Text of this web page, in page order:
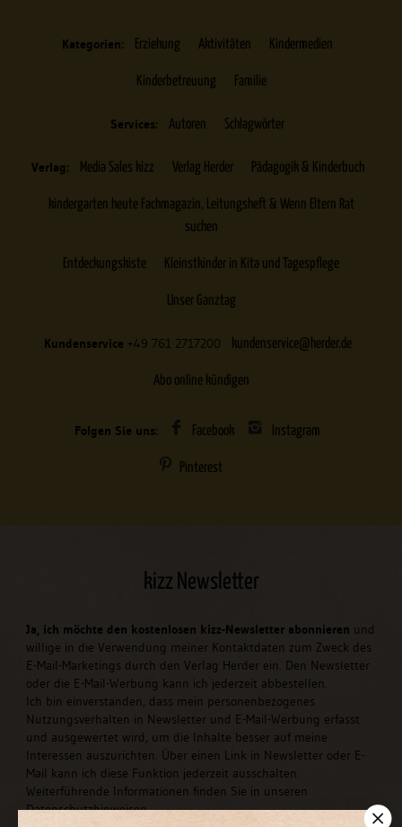
Kategorien: Erziehung Aktivitäten Kindermedien
Kinderbetreuung Familie
Services: Autoren Schlagwörter
Verlag: Media Sales kizz Verlag Herder Pädagogik & Kinderbuch
kindergarten heute Fachmagazin, Leitungsheft & Wenn Eltern Rat
suchen
Entdeckungskiste Kleinstkinder in Kita und Tagespflege
Unser Ganztag
Kundenservice +49 761 2717200 kundenservice@herder.de
Abo online kündigen
Folgen Sie uns: Facebook Instagram
Pinterest
kizz Newsletter
Ja, ich möchte den kostenlosen kizz-Newsletter abonnieren und
willige in die Verwendung meiner Kontaktdaten zum Zweck des
E-Mail-Marketings durch den Verlag Herder ein. Den Newsletter
oder die E-Mail-Werbung kann ich jederzeit abbestellen.
Ich bin einverstanden, dass mein personenbezogenes
Nutzungsverhalten in Newsletter und E-Mail-Werbung erfasst
und ausgewertet wird, um die Inhalte besser auf meine
Interessen auszurichten. Über einen Link in Newsletter oder E-
Mail kann ich diese Funktion jederzeit ausschalten.
Weiterführende Informationen finden Sie in unseren
Datenschutzhinweisen.